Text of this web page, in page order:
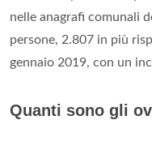
nelle anagrafi comunali
persone, 2.807 in più
gennaio 2019, con un
Quanti sono gli